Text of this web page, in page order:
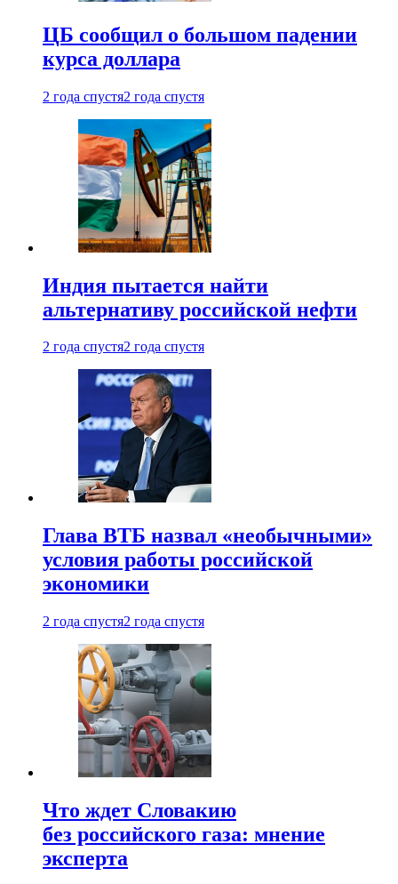
ЦБ сообщил о большом падении
курса доллара
2 года спустя2 года спустя
Индия пытается найти
альтернативу российской нефти
2 года спустя2 года спустя
Глава ВТБ назвал «необычными»
условия работы российской
экономики
2 года спустя2 года спустя
Что ждет Словакию
без российского газа: мнение
эксперта